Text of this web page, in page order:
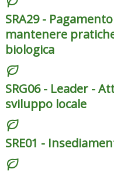
SRA29 -
mantenere
biologica
SRG06 - Leader -
sviluppo locale
SRE01 -